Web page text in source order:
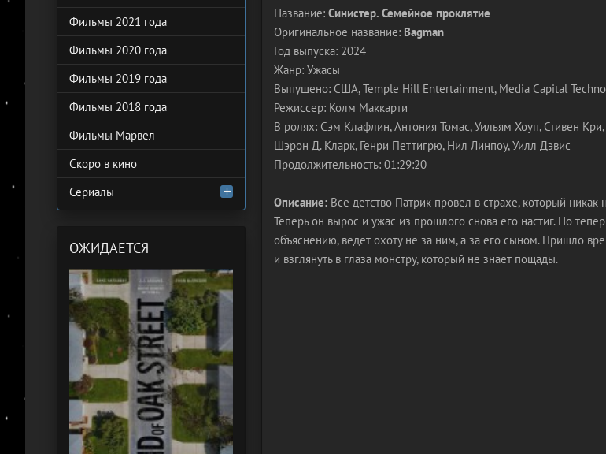
Название: Синистер. Семейное проклятие
Оригинальное название: Bagman
Год выпуска: 2024
Жанр: Ужасы
Выпущено: США, Temple Hill Entertainment, Media Capital
Режиссер: Колм Маккарти
В ролях: Сэм Клафлин, Антония Томас, Уильям Хоуп, Стивен
Шэрон Д. Кларк, Генри Петтигрю, Нил Линпоу, Уилл Дэвис
Продолжительность: 01:29:20
Описание: Все детство Патрик провел в страхе, который никак
Теперь он вырос и ужас из прошлого снова его настиг. Но
объяснению, ведет охоту не за ним, а за его сыном. Пришло
и взглянуть в глаза монстру, который не знает пощады.
Фильмы 2021 года
Фильмы 2020 года
Фильмы 2019 года
Фильмы 2018 года
Фильмы Марвел
Скоро в кино
Сериалы
ОЖИДАЕТСЯ